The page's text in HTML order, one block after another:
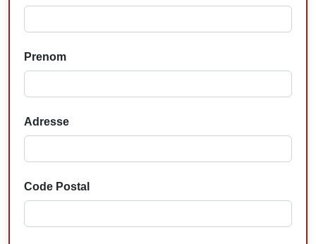
Prenom
Adresse
Code Postal